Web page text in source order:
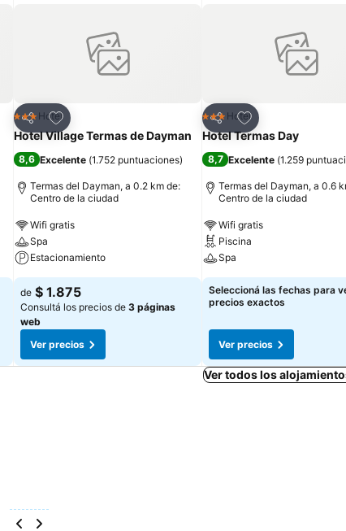
Compartir
Añadir a favoritos
3 Estrellas
Hotel
Hotel Village Termas de Dayman
8,6 Excelente (1.752 puntuaciones)
Termas del Dayman, a 0.2 km de:
Centro de la ciudad
Wifi gratis
Spa
Estacionamiento
de $ 1.875
Consultá los precios de 3 páginas
web
Ver precios
Compartir
Añadir a favoritos
3 Estrellas
Hotel
Hotel Termas Day
8,7 Excelente (1.259
Termas del Dayman, a 0.6
Centro de la ciudad
Wifi gratis
Piscina
Spa
Seleccioná las fechas para
precios exactos
Ver precios
Ver todos los